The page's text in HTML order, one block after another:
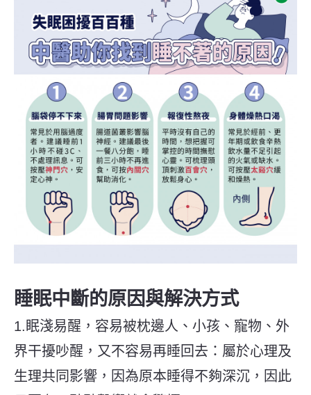
睡眠中斷的原因與解決方式
1.眠淺易醒，容易被枕邊人、小孩、寵物、外
界干擾吵醒，又不容易再睡回去：屬於心理及
生理共同影響，因為原本睡得不夠深沉，因此